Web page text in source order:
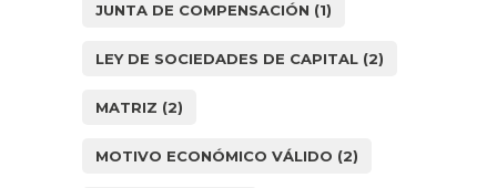
JUNTA DE COMPENSACIÓN (1)
LEY DE SOCIEDADES DE CAPITAL (2)
MATRIZ (2)
MOTIVO ECONÓMICO VÁLIDO (2)